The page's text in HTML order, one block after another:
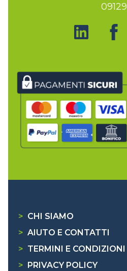
09129
> CHI SIAMO
> AIUTO E CONTATTI
> TERMINI E CONDIZIONI
>
PRIVACY POLICY